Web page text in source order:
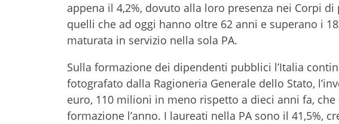
appena il 4,2%, dovuto alla loro presenza nei Corpi
quelli che ad oggi hanno oltre 62 anni e superano i
maturata in servizio nella sola PA.
Sulla formazione dei dipendenti pubblici l’Italia
fotografato dalla Ragioneria Generale dello Stato,
euro, 110 milioni in meno rispetto a dieci anni fa,
formazione l’anno. I laureati nella PA sono il 41,5%,